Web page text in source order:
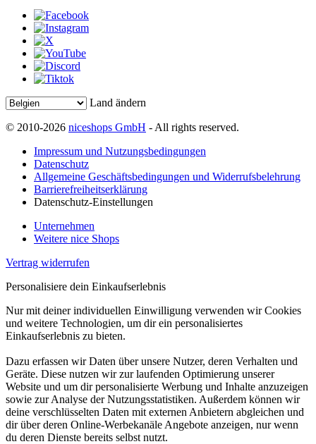
Land ändern
© 2010-2026 niceshops GmbH - All rights reserved.
Impressum und Nutzungsbedingungen
Datenschutz
Allgemeine Geschäftsbedingungen und Widerrufsbelehrung
Barrierefreiheitserklärung
Datenschutz-Einstellungen
Unternehmen
Weitere nice Shops
Vertrag widerrufen
Personalisiere dein Einkaufserlebnis
Nur mit deiner individuellen Einwilligung verwenden wir Cookies
und weitere Technologien, um dir ein personalisiertes
Einkaufserlebnis zu bieten.
Dazu erfassen wir Daten über unsere Nutzer, deren Verhalten und
Geräte. Diese nutzen wir zur laufenden Optimierung unserer
Website und um dir personalisierte Werbung und Inhalte anzuzeigen
sowie zur Analyse der Nutzungsstatistiken. Außerdem können wir
deine verschlüsselten Daten mit externen Anbietern abgleichen und
dir über deren Online-Werbekanäle Angebote anzeigen, nur wenn
du deren Dienste bereits selbst nutzt.